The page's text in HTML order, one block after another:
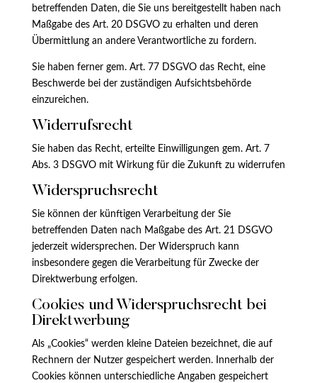
betreffenden Daten, die Sie uns bereitgestellt haben nach
Maßgabe des Art. 20 DSGVO zu erhalten und deren
Übermittlung an andere Verantwortliche zu fordern.
Sie haben ferner gem. Art. 77 DSGVO das Recht, eine
Beschwerde bei der zuständigen Aufsichtsbehörde
einzureichen.
Widerrufsrecht
Sie haben das Recht, erteilte Einwilligungen gem. Art. 7
Abs. 3 DSGVO mit Wirkung für die Zukunft zu widerrufen
Widerspruchsrecht
Sie können der künftigen Verarbeitung der Sie
betreffenden Daten nach Maßgabe des Art. 21 DSGVO
jederzeit widersprechen. Der Widerspruch kann
insbesondere gegen die Verarbeitung für Zwecke der
Direktwerbung erfolgen.
Cookies und Widerspruchsrecht bei
Direktwerbung
Als „Cookies“ werden kleine Dateien bezeichnet, die auf
Rechnern der Nutzer gespeichert werden. Innerhalb der
Cookies können unterschiedliche Angaben gespeichert